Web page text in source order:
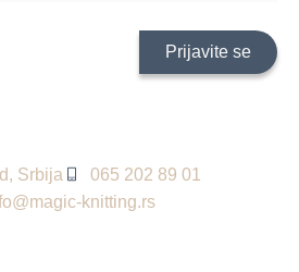
Srbija
065 202 89 01
knitting.rs